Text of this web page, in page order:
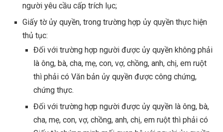
người yêu cầu cấp trích lục;
Giấy tờ ủy quyền, trong trường hợp ủy quyền thực hiện
thủ tục:
Đối với trường hợp người được ủy quyền không phải
là ông, bà, cha, mẹ, con, vợ, chồng, anh, chị, em ruột
thì phải có Văn bản ủy quyền được công chứng,
chứng thực.
Đối với trường hợp người được ủy quyền là ông, bà,
cha, mẹ, con, vợ, chồng, anh, chị, em ruột thì phải có